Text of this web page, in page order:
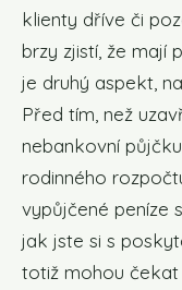
klienty dříve či
brzy zjistí, že mají
je druhý aspekt,
Před tím, než
nebankovní
rodinného
vypůjčené peníze
jak jste si s
totiž mohou čekat